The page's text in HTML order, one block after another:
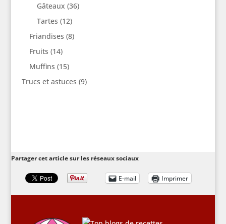
Gâteaux (36)
Tartes (12)
Friandises (8)
Fruits (14)
Muffins (15)
Trucs et astuces (9)
Partager cet article sur les réseaux sociaux
E-mail Imprimer